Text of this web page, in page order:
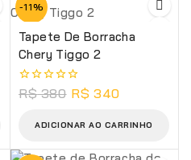
-11%
Tapete De Borracha
Chery Tiggo 2
0
R$380 R$ 340
ADICIONAR AO CARRINHO